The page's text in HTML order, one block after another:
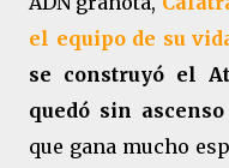
el equipo de su
se construyó el
quedó sin
que gana mucho